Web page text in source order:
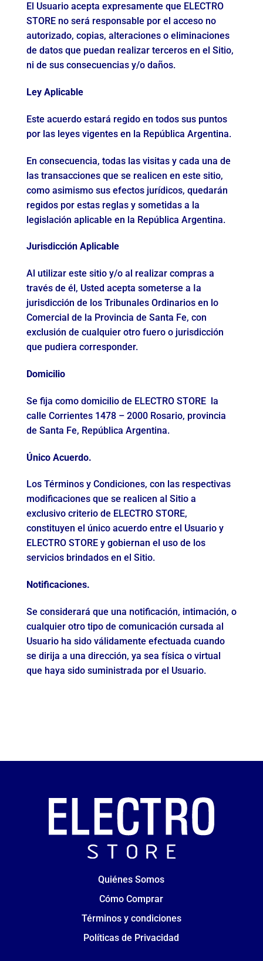
El Usuario acepta expresamente que ELECTRO
STORE no será responsable por el acceso no
autorizado, copias, alteraciones o eliminaciones
de datos que puedan realizar terceros en el Sitio,
ni de sus consecuencias y/o daños.
Ley Aplicable
Este acuerdo estará regido en todos sus puntos
por las leyes vigentes en la República Argentina.
En consecuencia, todas las visitas y cada una de
las transacciones que se realicen en este sitio,
como asimismo sus efectos jurídicos, quedarán
regidos por estas reglas y sometidas a la
legislación aplicable en la República Argentina.
Jurisdicción Aplicable
Al utilizar este sitio y/o al realizar compras a
través de él, Usted acepta someterse a Ia
jurisdicción de los Tribunales Ordinarios en lo
Comercial de la Provincia de Santa Fe, con
exclusión de cualquier otro fuero o jurisdicción
que pudiera corresponder.
Domicilio
Se fija como domicilio de ELECTRO STORE la
calle Corrientes 1478 – 2000 Rosario, provincia
de Santa Fe, República Argentina.
Único Acuerdo.
Los Términos y Condiciones, con las respectivas
modificaciones que se realicen al Sitio a
exclusivo criterio de ELECTRO STORE,
constituyen el único acuerdo entre el Usuario y
ELECTRO STORE y gobiernan el uso de los
servicios brindados en el Sitio.
Notificaciones.
Se considerará que una notificación, intimación, o
cualquier otro tipo de comunicación cursada al
Usuario ha sido válidamente efectuada cuando
se dirija a una dirección, ya sea física o virtual
que haya sido suministrada por el Usuario.
Quiénes Somos
Cómo Comprar
Términos y condiciones
Políticas de Privacidad